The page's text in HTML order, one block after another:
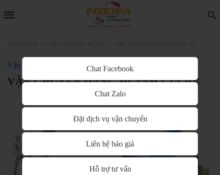
Vận chuyển hàng Quốc Tế
VẬN CHUYỂN HÀNG ĐI ANH GIÁ RẺ
Chat Facebook
Chat Zalo
Đặt dịch vụ vận chuyển
Liên hệ báo giá
Hỗ trợ tư vấn